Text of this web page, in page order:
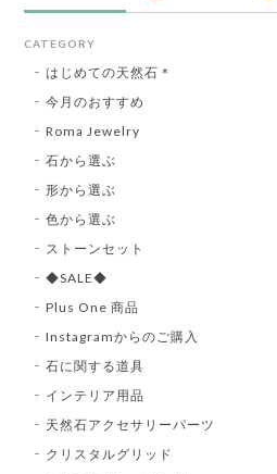
CATEGORY
はじめての天然石＊
今月のおすすめ
Roma Jewelry
石から選ぶ
形から選ぶ
色から選ぶ
ストーンセット
◆SALE◆
Plus One 商品
Instagramからのご購入
石に関する道具
インテリア用品
天然石アクセサリーパーツ
クリスタルグリッド